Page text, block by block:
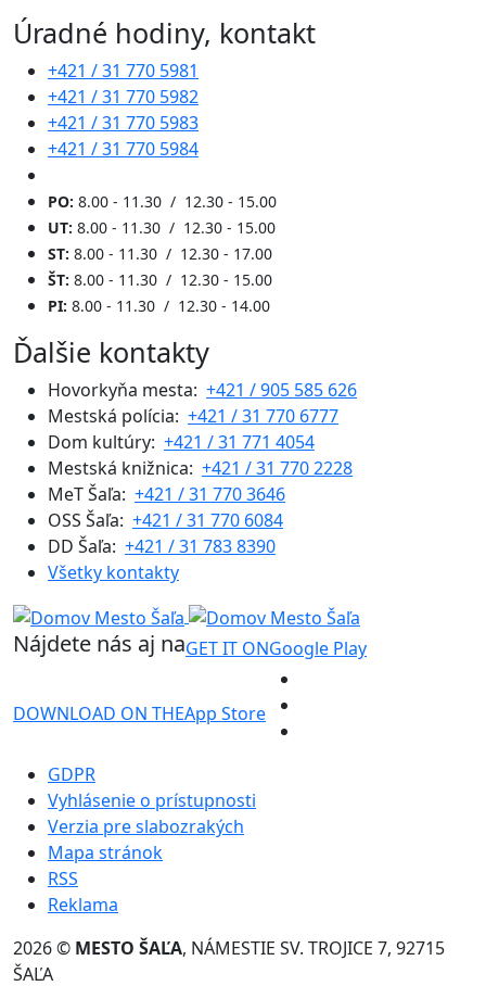
Úradné hodiny, kontakt
+421 / 31 770 5981
+421 / 31 770 5982
+421 / 31 770 5983
+421 / 31 770 5984
PO: 8.00 - 11.30 / 12.30 - 15.00
UT: 8.00 - 11.30 / 12.30 - 15.00
ST: 8.00 - 11.30 / 12.30 - 17.00
ŠT: 8.00 - 11.30 / 12.30 - 15.00
PI: 8.00 - 11.30 / 12.30 - 14.00
Ďalšie kontakty
Hovorkyňa mesta: +421 / 905 585 626
Mestská polícia: +421 / 31 770 6777
Dom kultúry: +421 / 31 771 4054
Mestská knižnica: +421 / 31 770 2228
MeT Šaľa: +421 / 31 770 3646
OSS Šaľa: +421 / 31 770 6084
DD Šaľa: +421 / 31 783 8390
Všetky kontakty
Nájdete nás aj naGET IT ONGoogle Play
DOWNLOAD ON THEApp Store
GDPR
Vyhlásenie o prístupnosti
Verzia pre slabozrakých
Mapa stránok
RSS
Reklama
2026 © MESTO ŠAĽA, NÁMESTIE SV. TROJICE 7, 92715
ŠAĽA